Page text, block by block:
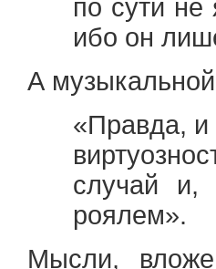
по сути
ибо он
А музыкальной
«Правда, и
случай и,
роялем».
Мысли,